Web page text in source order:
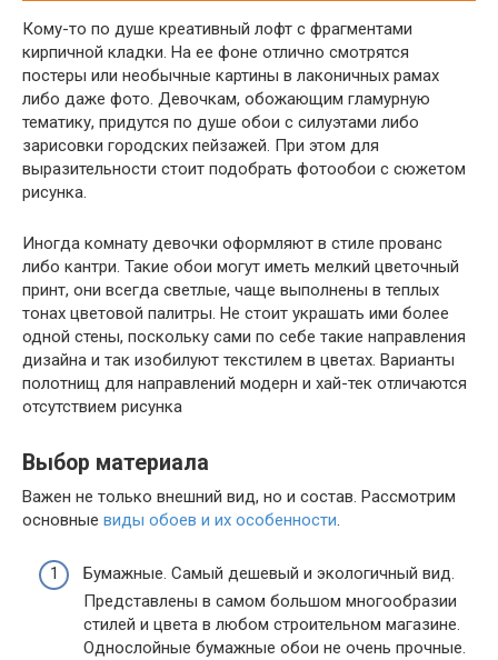
Кому-то по душе креативный лофт с фрагментами
кирпичной кладки. На ее фоне отлично смотрятся
постеры или необычные картины в лаконичных рамах
либо даже фото. Девочкам, обожающим гламурную
тематику, придутся по душе обои с силуэтами либо
зарисовки городских пейзажей. При этом для
выразительности стоит подобрать фотообои с сюжетом
рисунка.
Иногда комнату девочки оформляют в стиле прованс
либо кантри. Такие обои могут иметь мелкий цветочный
принт, они всегда светлые, чаще выполнены в теплых
тонах цветовой палитры. Не стоит украшать ими более
одной стены, поскольку сами по себе такие направления
дизайна и так изобилуют текстилем в цветах. Варианты
полотнищ для направлений модерн и хай-тек отличаются
отсутствием рисунка
Выбор материала
Важен не только внешний вид, но и состав. Рассмотрим
основные виды обоев и их особенности.
Бумажные. Самый дешевый и экологичный вид.
Представлены в самом большом многообразии
стилей и цвета в любом строительном магазине.
Однослойные бумажные обои не очень прочные.